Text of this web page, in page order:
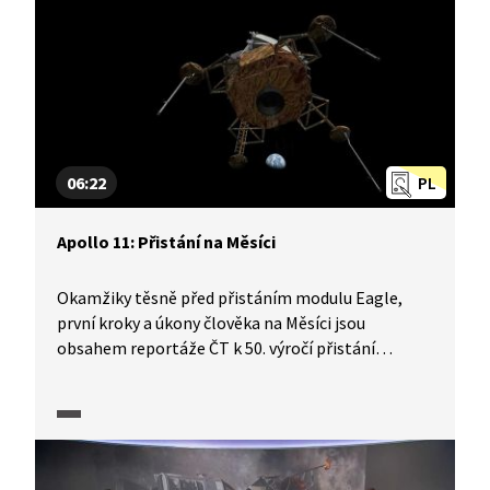
PL
06:22
Apollo 11: Přistání na Měsíci
Okamžiky těsně před přistáním modulu Eagle,
první kroky a úkony člověka na Měsíci jsou
obsahem reportáže ČT k 50. výročí přistání
modulu Eagle, budeme sledovat animaci přistání
modulu na povrch Měsíce i autentické záznamy
komunikace s řídícím střediskem na Zemi.